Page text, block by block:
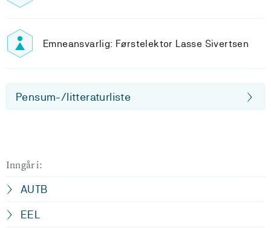
Emneansvarlig: Førstelektor Lasse Sivertsen
Pensum-/litteraturliste
Inngår i:
AUTB
EEL